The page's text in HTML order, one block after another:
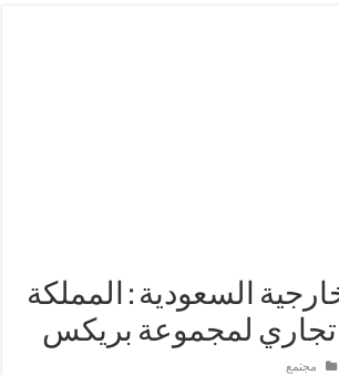
السعودية : المملكة
تجاري لمجموعة بريكس
مجتمع